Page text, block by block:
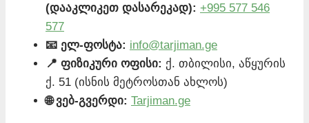
(დააკლიკეთ დასარეკად): +995 577 546
577
📧 ელ-ფოსტა: info@tarjiman.ge
📍 ფიზიკური ოფისი: ქ. თბილისი, აწყურის
ქ. 51 (ისნის მეტროსთან ახლოს)
🌐 ვებ-გვერდი: Tarjiman.ge